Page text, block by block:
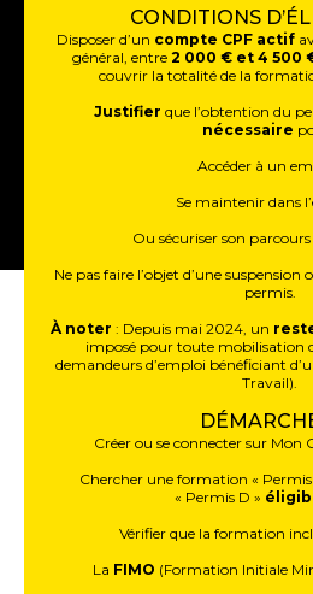
CONDITIONS
Disposer d’un compte CPF actif
général, entre 2 000 € et 4 500
couvrir la totalité de la
Justifier que l’obtention du
nécessaire
Accéder à un
Se maintenir dans
Ou sécuriser son parcours
Ne pas faire l’objet d’une suspension
permis.
À noter : Depuis mai 2024, un
imposé pour toute mobilisation
demandeurs d’emploi bénéficiant
Travail).
Créer ou se connecter sur Mon
Chercher une formation « Permis
« Permis D »
Vérifier que la formation
La FIMO (Formation Initiale